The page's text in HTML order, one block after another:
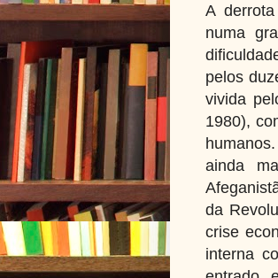
A
numa
pelos
vivida
1980),
ainda
da
crise
interna